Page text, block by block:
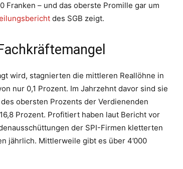
Franken – und das oberste Promille gar um
des SGB zeigt.
wird, stagnierten die mittleren Reallöhne in
nur 0,1 Prozent. Im Jahrzehnt davor sind sie
obersten Prozents der Verdienenden
Prozent. Profitiert haben laut Bericht vor
der SPI-Firmen kletterten
jährlich. Mittlerweile gibt es über 4’000